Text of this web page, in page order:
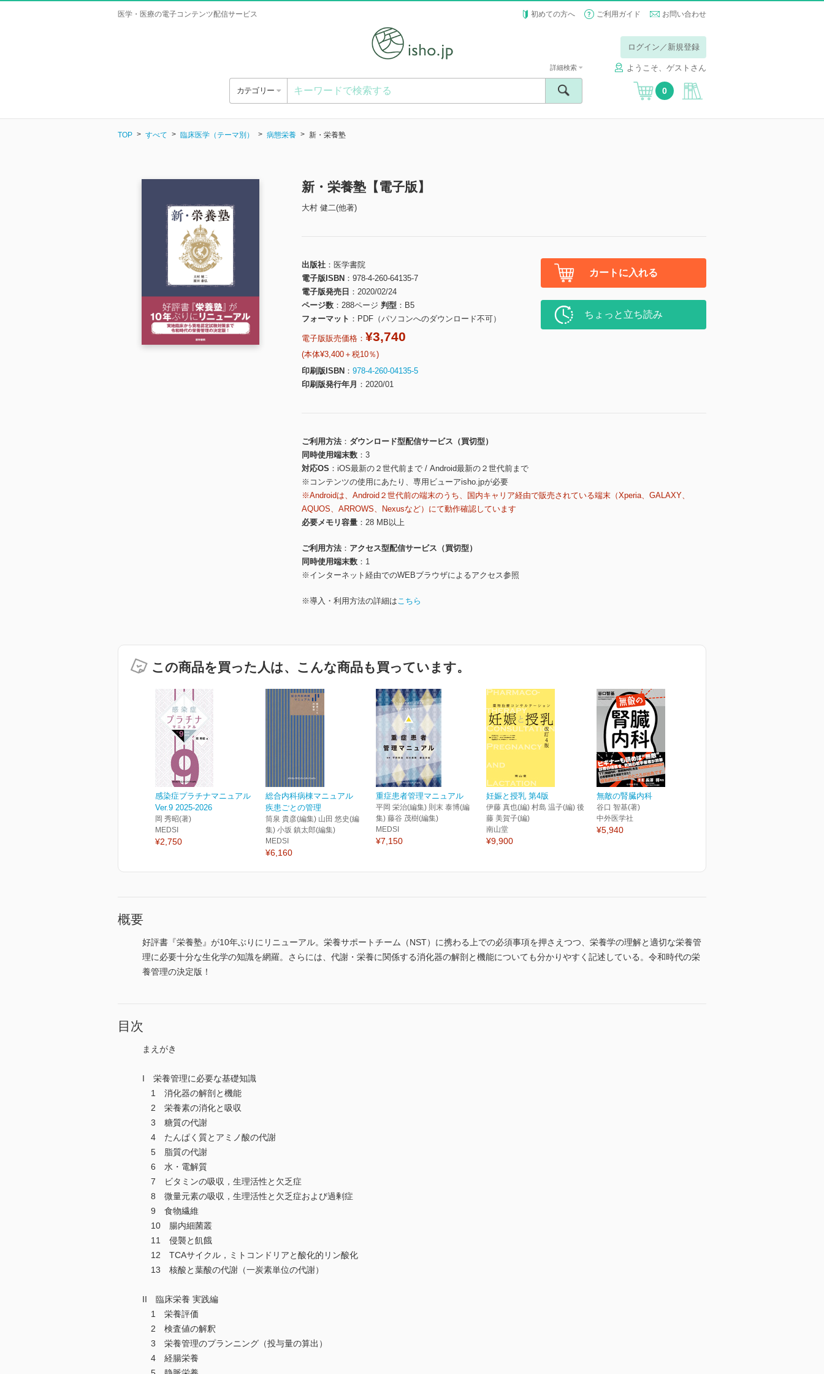
医学・医療の電子コンテンツ配信サービス 初めての方へ ご利用ガイド お問い合わせ
ログイン／新規登録
ようこそ、ゲストさん
カテゴリー
詳細検索
0
TOP すべて 臨床医学（テーマ別） 病態栄養 新・栄養塾
新・栄養塾【電子版】
大村 健二(他著)
出版社
医学書院
電子版ISBN
978-4-260-64135-7
電子版発売日
2020/02/24
ページ数
288ページ 判型
B5
フォーマット
PDF（パソコンへのダウンロード不可）
電子版販売価格： ¥3,740
(本体¥3,400＋税10％)
印刷版ISBN
978-4-260-04135-5
印刷版発行年月
2020/01
カートに入れる
ちょっと立ち読み
ご利用方法
ダウンロード型配信サービス（買切型）
同時使用端末数
3
対応OS
iOS最新の２世代前まで / Android最新の２世代前まで
※コンテンツの使用にあたり、専用ビューアisho.jpが必要
※Androidは、Android２世代前の端末のうち、国内キャリア経由で販売されている端末（Xperia、GALAXY、
AQUOS、ARROWS、Nexusなど）にて動作確認しています
必要メモリ容量
28 MB以上
ご利用方法
アクセス型配信サービス（買切型）
同時使用端末数
1
※インターネット経由でのWEBブラウザによるアクセス参照
※導入・利用方法の詳細はこちら
この商品を買った人は、こんな商品も買っています。
感染症プラチナマニュアル
Ver.9 2025-2026
岡 秀昭(著)
MEDSI
¥2,750
総合内科病棟マニュアル
疾患ごとの管理
筒泉 貴彦(編集) 山田 悠史(編
集) 小坂 鎮太郎(編集)
MEDSI
¥6,160
重症患者管理マニュアル
平岡 栄治(編集) 則末 泰博(編
集) 藤谷 茂樹(編集)
MEDSI
¥7,150
妊娠と授乳 第4版
伊藤 真也(編) 村島 温子(編) 後
藤 美賀子(編)
南山堂
¥9,900
無敵の腎臓内科
谷口 智基(著)
中外医学社
¥5,940
概要
好評書『栄養塾』が10年ぶりにリニューアル。栄養サポートチーム（NST）に携わる上での必須事項を押さえつつ、栄養学の理解と適切な栄養管
理に必要十分な生化学の知識を網羅。さらには、代謝・栄養に関係する消化器の解剖と機能についても分かりやすく記述している。令和時代の栄
養管理の決定版！
目次
まえがき
I 栄養管理に必要な基礎知識
1 消化器の解剖と機能
2 栄養素の消化と吸収
3 糖質の代謝
4 たんぱく質とアミノ酸の代謝
5 脂質の代謝
6 水・電解質
7 ビタミンの吸収，生理活性と欠乏症
8 微量元素の吸収，生理活性と欠乏症および過剰症
9 食物繊維
10 腸内細菌叢
11 侵襲と飢餓
12 TCAサイクル，ミトコンドリアと酸化的リン酸化
13 核酸と葉酸の代謝（一炭素単位の代謝）
II 臨床栄養 実践編
1 栄養評価
2 検査値の解釈
3 栄養管理のプランニング（投与量の算出）
4 経腸栄養